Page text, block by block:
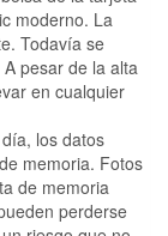
moderno. La
Todavía se
pesar de la alta
en cualquier
día, los datos
memoria. Fotos
de memoria
perderse